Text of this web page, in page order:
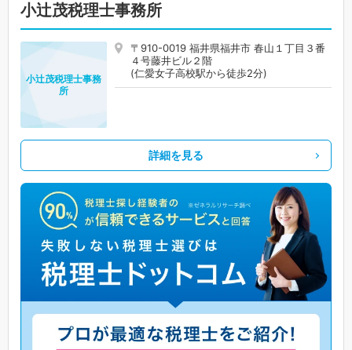
小辻茂税理士事務所
〒910-0019 福井県福井市 春山１丁目３番
４号藤井ビル２階
(仁愛女子高校駅から徒歩2分)
小辻茂税理士事務
所
詳細を見る